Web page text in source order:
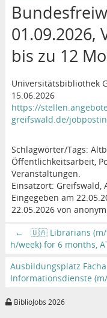
01.09.2026,
bis zu 12
Universitätsbibliothek
15.06.2026
https://
greifswald.de/
Schlagwörter/Tags:
Öffentlichkeitsarbeit,
Veranstaltungen.
Einsatzort: Greifswald,
Eingegeben am
22.05.2026 von anonym.
←
🇺🇦 Librarians (m/
h/week) for 6 months,
Ausbildungsplatz
Informationsdienste
BiblioJobs 2026